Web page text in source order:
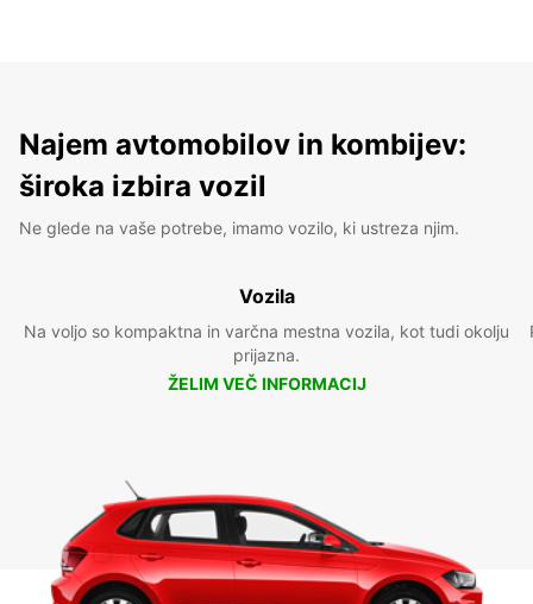
Najem avtomobilov in kombijev:
široka izbira vozil
Ne glede na vaše potrebe, imamo vozilo, ki ustreza njim.
Vozila
Na voljo so kompaktna in varčna mestna vozila, kot tudi okolju
prijazna.
ŽELIM VEČ INFORMACIJ